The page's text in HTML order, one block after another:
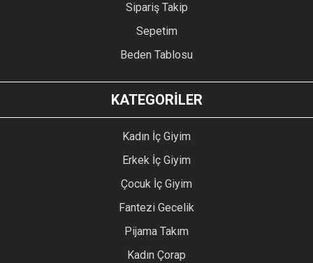
Sipariş Takip
Sepetim
Beden Tablosu
KATEGORİLER
Kadın İç Giyim
Erkek İç Giyim
Çocuk İç Giyim
Fantezi Gecelik
Pijama Takım
Kadın Çorap